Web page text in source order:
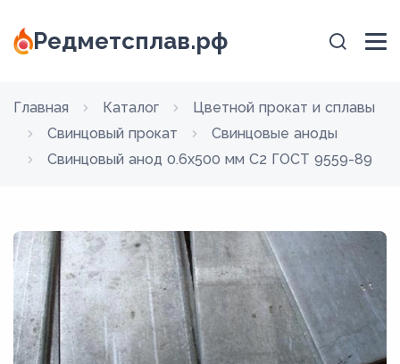
Редметсплав.рф
Главная Каталог
Цветной прокат и сплавы
Свинцовый прокат
Свинцовые аноды
Свинцовый анод 0.6x500 мм С2 ГОСТ 9559-89